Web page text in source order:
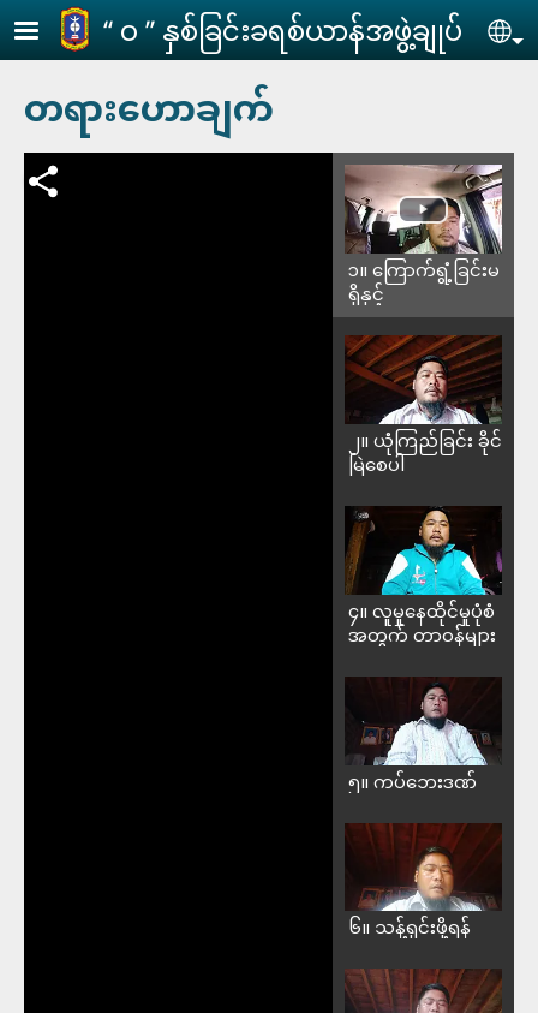
Skip to main content
‘‘ ဝ ’’ နှစ်ခြင်းခရစ်ယာန်အဖွဲ့ချုပ်
တရားဟောချက်
၁။ ကြောက်ရွံ့ခြင်းမ
ရှိနှင့်
၂။ ယုံကြည်ခြင်း ခိုင်
မြဲစေပါ
၄။ လူမှုနေထိုင်မှုပုံစံ
အတွက် တာဝန်များ
၅။ ကပ်ဘေးဒဏ်
၆။ သန့်ရှင်းဖို့ရန်